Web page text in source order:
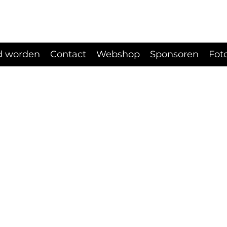
worden Contact Webshop Sponsoren